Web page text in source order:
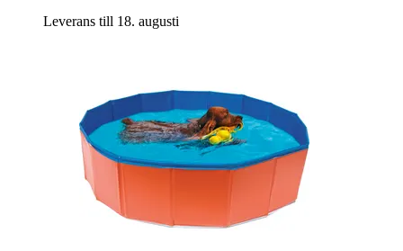
Leverans till 18. augusti